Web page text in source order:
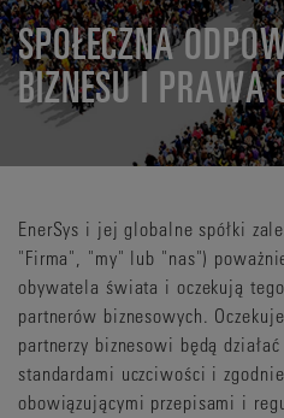
SPOŁECZNA
BIZNESU I PRAWA
EnerSys i jej globalne spółki
"Firma", "my" lub "nas")
obywatela świata i oczekują
partnerów biznesowych.
partnerzy biznesowi będą
standardami uczciwości i
obowiązującymi przepisami i